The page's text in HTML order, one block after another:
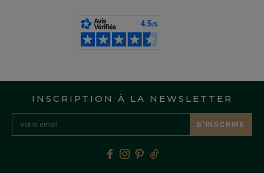
INSCRIPTION À LA NEWSLETTER
S’INSCRIRE